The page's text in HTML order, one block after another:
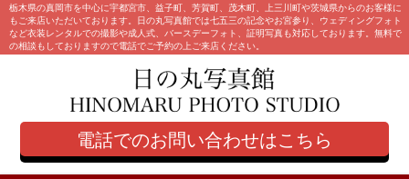
栃木県の真岡市を中心に宇都宮市、益子町、芳賀町、茂木町、上三川町や茨城県からのお客様に
もご来店いただいております。日の丸写真館では七五三の記念やお宮参り、ウェディングフォト
など衣装レンタルでの撮影や成人式、バースデーフォト、証明写真も対応しております。無料で
の相談もしておりますので電話でご予約の上ご来店ください。
電話でのお問い合わせはこちら